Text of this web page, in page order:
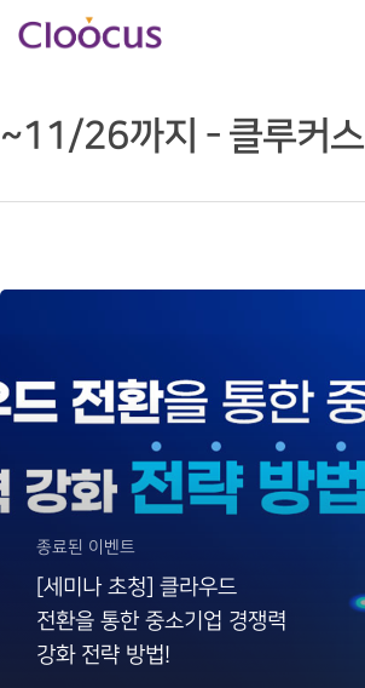
Hit enter to search or ESC to close
~11/26까지 - 클루커스
종료된 이벤트
[세미나 초청] 클라우드
전환을 통한 중소기업 경쟁력
강화 전략 방법!